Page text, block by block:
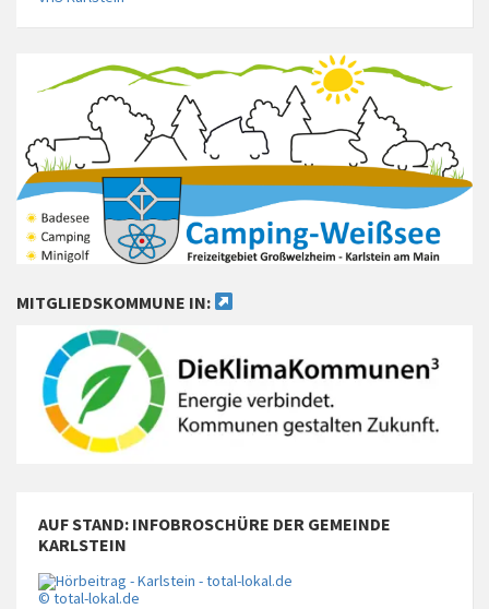
MITGLIEDSKOMMUNE IN:
AUF STAND: INFOBROSCHÜRE DER GEMEINDE
KARLSTEIN
© total-lokal.de